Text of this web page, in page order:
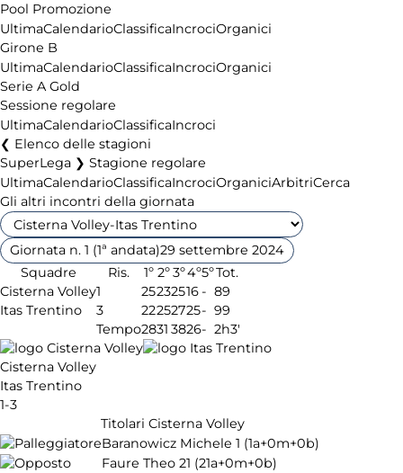
Pool Promozione
UltimaCalendarioClassificaIncrociOrganici
Girone B
UltimaCalendarioClassificaIncrociOrganici
Serie A Gold
Sessione regolare
UltimaCalendarioClassificaIncroci
Elenco delle stagioni
SuperLega ❯ Stagione regolare
UltimaCalendarioClassificaIncrociOrganiciArbitriCerca
Gli altri incontri della giornata
Giornata n. 1 (1ª andata)29 settembre 2024
Squadre
Ris. 1º 2º3º4º5ºTot.
Cisterna Volley1 25232516 - 89
Itas Trentino
3 22252725- 99
Tempo2831 3826- 2h3'
Cisterna Volley
Itas Trentino
1-3
Titolari Cisterna Volley
Baranowicz Michele 1 (1a+0m+0b)
Faure Theo 21 (21a+0m+0b)